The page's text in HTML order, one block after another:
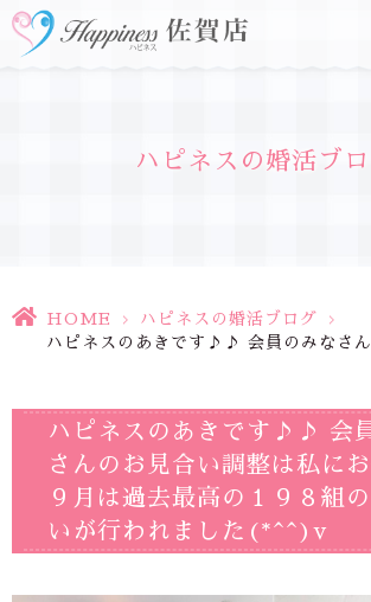
ハピネスの婚活ブ
HOME > ハピネスの婚活ブログ
>
ハピネスのあきです♪♪ 会員のみなさん
ハピネスのあきです♪♪ 会
さんのお見合い調整は私にお
９月は過去最高の１９８組
いが行われました(*^^)v